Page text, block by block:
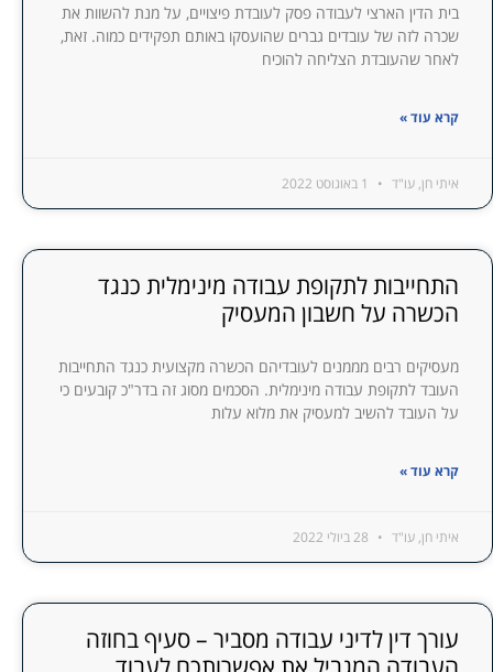
בית הדין הארצי לעבודה פסק לעובדת פיצויים, על מנת להשוות את
שכרה לזה של עובדים גברים שהועסקו באותם תפקידים כמוה. זאת,
לאחר שהעובדת הצליחה להוכיח
קרא עוד »
איתי חן, עו"ד
התחייבות לתקופת עבודה מינימלית כנגד
הכשרה על חשבון המעסיק
מעסיקים רבים מממנים לעובדיהם הכשרה מקצועית כנגד התחייבות
העובד לתקופת עבודה מינימלית. הסכמים מסוג זה בדר"כ קובעים כי
על העובד להשיב למעסיק את מלוא עלות
קרא עוד »
איתי חן, עו"ד
עורך דין לדיני עבודה מסביר – סעיף בחוזה